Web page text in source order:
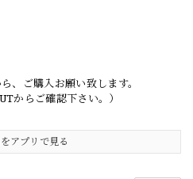
、ご購入お願い致します。
からご確認下さい。）
アプリで見る